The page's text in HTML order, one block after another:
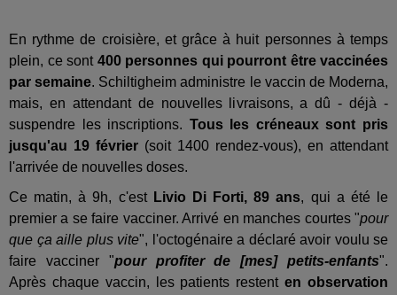
En rythme de croisière, et grâce à huit personnes à temps
plein, ce sont 400 personnes qui pourront être vaccinées
par semaine. Schiltigheim administre le vaccin de Moderna,
mais, en attendant de nouvelles livraisons, a dû - déjà -
suspendre les inscriptions. Tous les créneaux sont pris
jusqu'au 19 février (soit 1400 rendez-vous), en attendant
l'arrivée de nouvelles doses.
Ce matin, à 9h, c'est Livio Di Forti, 89 ans, qui a été le
premier a se faire vacciner. Arrivé en manches courtes "pour
que ça aille plus vite", l'octogénaire a déclaré avoir voulu se
faire vacciner "pour profiter de [mes] petits-enfants".
Après chaque vaccin, les patients restenten observation